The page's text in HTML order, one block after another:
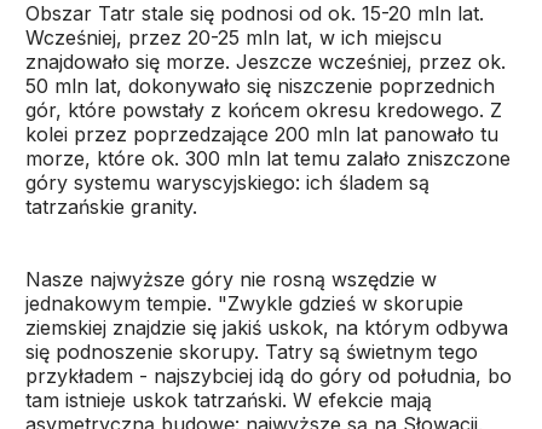
Obszar Tatr stale się podnosi od ok. 15-20 mln lat.
Wcześniej, przez 20-25 mln lat, w ich miejscu
znajdowało się morze. Jeszcze wcześniej, przez ok.
50 mln lat, dokonywało się niszczenie poprzednich
gór, które powstały z końcem okresu kredowego. Z
kolei przez poprzedzające 200 mln lat panowało tu
morze, które ok. 300 mln lat temu zalało zniszczone
góry systemu waryscyjskiego: ich śladem są
tatrzańskie granity.
Nasze najwyższe góry nie rosną wszędzie w
jednakowym tempie. "Zwykle gdzieś w skorupie
ziemskiej znajdzie się jakiś uskok, na którym odbywa
się podnoszenie skorupy. Tatry są świetnym tego
przykładem - najszybciej idą do góry od południa, bo
tam istnieje uskok tatrzański. W efekcie mają